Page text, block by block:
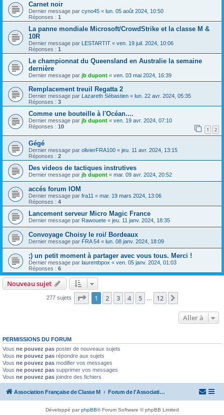
Carnet noir
Dernier message par cyno45 « lun. 05 août 2024, 10:50
Réponses : 1
La panne mondiale Microsoft/CrowdStrike et la classe M &
10R
Dernier message par LESTARTIT « ven. 19 juil. 2024, 10:06
Réponses : 1
Le championnat du Queensland en Australie la semaine
dernière
Dernier message par jb dupont « ven. 03 mai 2024, 16:39
Remplacement treuil Regatta 2
Dernier message par Lazareth Sébastien « lun. 22 avr. 2024, 05:35
Réponses : 3
Comme une bouteille à l'Océan....
Dernier message par jb dupont « ven. 19 avr. 2024, 07:10
Réponses : 10 1 2
Gégé
Dernier message par olivierFRA100 « jeu. 11 avr. 2024, 13:15
Réponses : 2
Des videos de tactiques instrutives
Dernier message par jb dupont « mar. 09 avr. 2024, 20:52
accés forum IOM
Dernier message par fra11 « mar. 19 mars 2024, 13:06
Réponses : 4
Lancement serveur Micro Magic France
Dernier message par Rawouete « jeu. 11 janv. 2024, 18:35
Convoyage Choisy le roi/ Bordeaux
Dernier message par FRA 54 « lun. 08 janv. 2024, 18:09
;) un petit moment à partager avec vous tous. Merci !
Dernier message par laurentbpox « ven. 05 janv. 2024, 01:03
Réponses : 6
Nouveau sujet
277 sujets Page 1sur12
1 2 3 4 5 12
Aller à
PERMISSIONS DU FORUM
Vous ne pouvez pas poster de nouveaux sujets
Vous ne pouvez pas répondre aux sujets
Vous ne pouvez pas modifier vos messages
Vous ne pouvez pas supprimer vos messages
Vous ne pouvez pas joindre des fichiers
Association Française de Classe M Forum de l'Association Française de Classe M
Développé parphpBB® Forum Software © phpBB Limited